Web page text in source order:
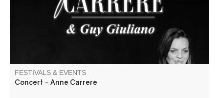
FESTIVALS & EVENTS
Concert - Anne Carrere